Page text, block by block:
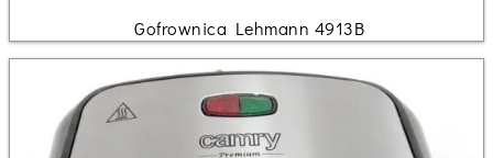
Gofrownica Lehmann 4913B